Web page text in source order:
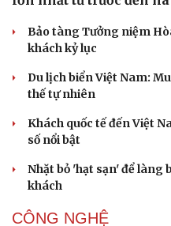
thi Lễ hội Âm nhạc quốc tế
Hoa sữa
DU LỊCH
Hội chợ Du lịch quốc tế
lớn nhất từ trước đến
khách kỷ lục